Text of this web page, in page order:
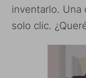
inventarlo. Una
solo clic.